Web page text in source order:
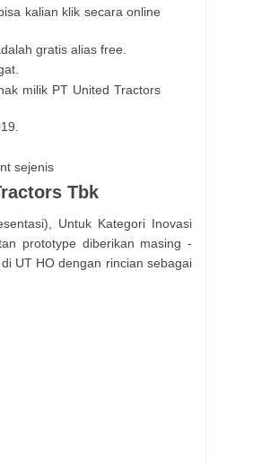
kalian klik secara online
gratis alias free.
milik PT United Tractors
sejenis
Tbk
Untuk Kategori Inovasi
prototype diberikan masing -
UT HO dengan rincian sebagai